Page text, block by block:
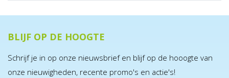
BLIJF OP DE HOOGTE
Schrijf je in op onze nieuwsbrief en blijf op de hooogte van
onze nieuwigheden, recente promo's en actie's!